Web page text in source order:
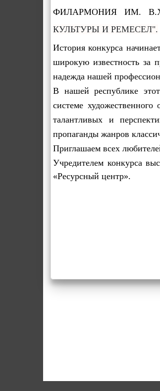
ФИЛАРМОНИЯ ИМ.
КУЛЬТУРЫ И РЕМЕСЕЛ".
История конкурса
широкую известность за
надежда нашей
В нашей республике
системе
талантливых и
пропаганды жанров
Приглашаем всех
Учредителем конкурса
«Ресурсный центр».